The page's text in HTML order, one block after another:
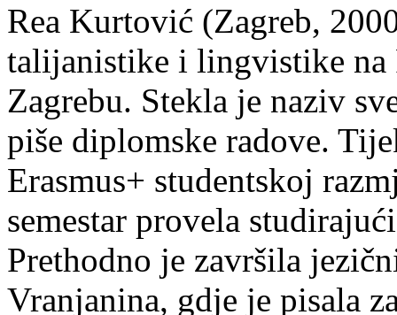
Rea Kurtović (Zagreb,
talijanistike i lingvistike
Zagrebu. Stekla je naziv
piše diplomske radove.
Erasmus+ studentskoj
semestar provela
Prethodno je završila
Vranjanina, gdje je pisala